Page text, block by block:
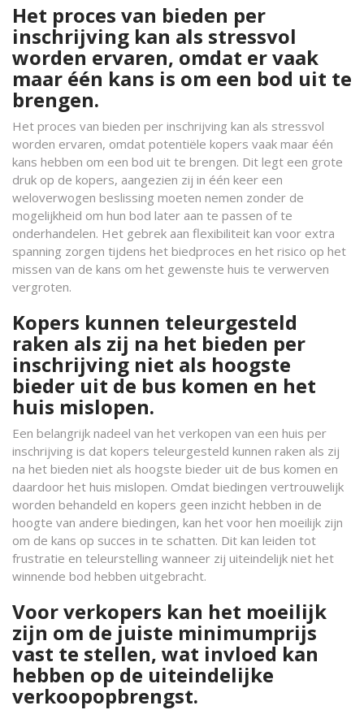
Het proces van bieden per
inschrijving kan als stressvol
worden ervaren, omdat er vaak
maar één kans is om een bod uit te
brengen.
Het proces van bieden per inschrijving kan als stressvol
worden ervaren, omdat potentiële kopers vaak maar één
kans hebben om een bod uit te brengen. Dit legt een grote
druk op de kopers, aangezien zij in één keer een
weloverwogen beslissing moeten nemen zonder de
mogelijkheid om hun bod later aan te passen of te
onderhandelen. Het gebrek aan flexibiliteit kan voor extra
spanning zorgen tijdens het biedproces en het risico op het
missen van de kans om het gewenste huis te verwerven
vergroten.
Kopers kunnen teleurgesteld
raken als zij na het bieden per
inschrijving niet als hoogste
bieder uit de bus komen en het
huis mislopen.
Een belangrijk nadeel van het verkopen van een huis per
inschrijving is dat kopers teleurgesteld kunnen raken als zij
na het bieden niet als hoogste bieder uit de bus komen en
daardoor het huis mislopen. Omdat biedingen vertrouwelijk
worden behandeld en kopers geen inzicht hebben in de
hoogte van andere biedingen, kan het voor hen moeilijk zijn
om de kans op succes in te schatten. Dit kan leiden tot
frustratie en teleurstelling wanneer zij uiteindelijk niet het
winnende bod hebben uitgebracht.
Voor verkopers kan het moeilijk
zijn om de juiste minimumprijs
vast te stellen, wat invloed kan
hebben op de uiteindelijke
verkoopopbrengst.